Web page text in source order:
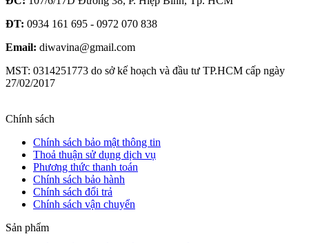
ĐT: 0934 161 695 - 0972 070 838
Email: diwavina@gmail.com
MST: 0314251773 do sở kế hoạch và đầu tư TP.HCM cấp ngày
27/02/2017
Chính sách
Chính sách bảo mật thông tin
Thoả thuận sử dụng dịch vụ
Phương thức thanh toán
Chính sách bảo hành
Chính sách đổi trả
Chính sách vận chuyển
Sản phẩm